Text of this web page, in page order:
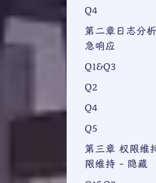
Q4
第二章日志分
急响应
Q1&Q3
Q2
Q4
Q5
第三章 权限维
限维持 - 隐藏